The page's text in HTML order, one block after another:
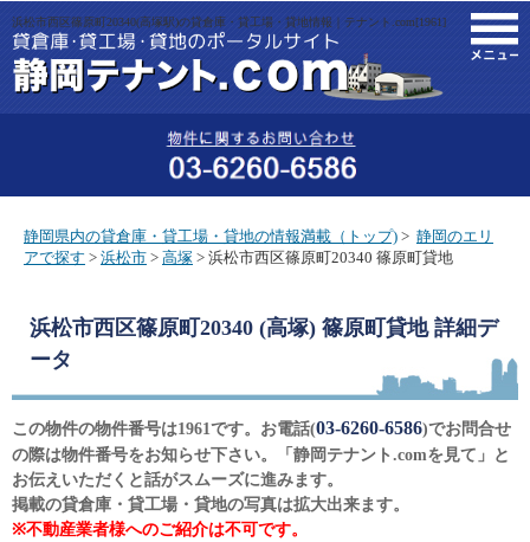
浜松市西区篠原町20340(高塚駅)の貸倉庫・貸工場・貸地情報｜テナント.com[1961]
静岡県内の貸倉庫・貸工場・貸地の情報満載（トップ) > 静岡のエリ
アで探す > 浜松市 > 高塚 > 浜松市西区篠原町20340 篠原町貸地
浜松市西区篠原町20340 (高塚) 篠原町貸地詳細デ
ータ
この物件の物件番号は1961です。お電話(03-6260-6586)でお問合せ
の際は物件番号をお知らせ下さい。「静岡テナント.comを見て」と
お伝えいただくと話がスムーズに進みます。
掲載の貸倉庫・貸工場・貸地の写真は拡大出来ます。
※不動産業者様へのご紹介は不可です。